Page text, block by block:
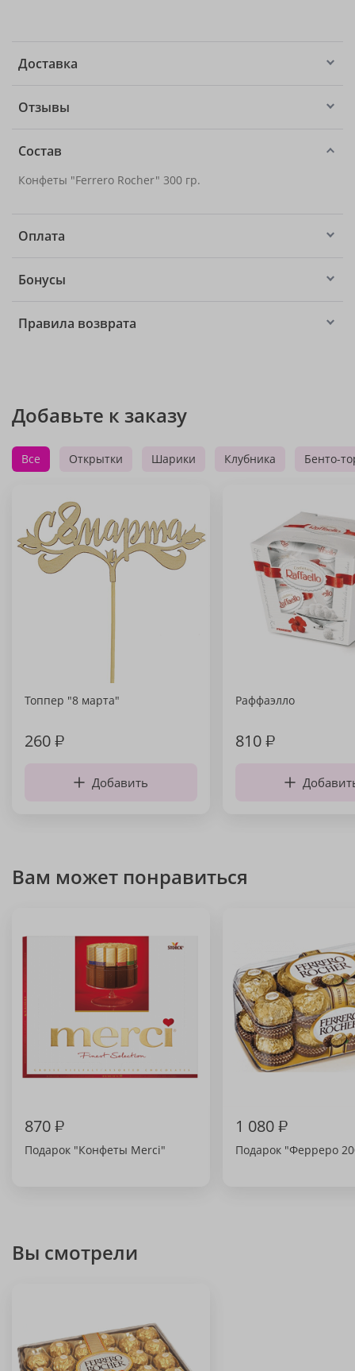
Доставка
Отзывы
Состав
Конфеты "Ferrero Rocher" 300 гр.
Оплата
Бонусы
Правила возврата
Добавьте к заказу
Все Открытки Шарики Клубника Бенто-
Топпер "8 марта"
260₽
Добавить
Раффаэлло
810₽
Вам может понравиться
870₽
Подарок "Конфеты Merci"
1 080₽
Подарок "Ферреро
Вы смотрели